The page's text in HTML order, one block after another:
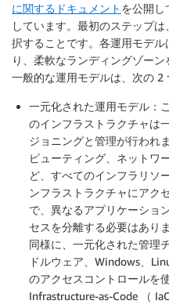
に関するドキュメント を公開し
しています。最初のステップ
択することです。各運用モデ
り、柔軟なランディングゾー
一般的な運用モデルは、次の 2
一元化された運用モデル：
のインフラストラクチャは
ジョニングと管理が行われ
ピューティング、ネットワ
ど、すべてのインフラリソ
ンフラストラクチャにアク
で、異なるアプリケーショ
セスを分離する必要はあり
同様に、一元化された管理
ドルウェア、Windows、
のアクセスコントロールを
Infrastructure-as-Code （